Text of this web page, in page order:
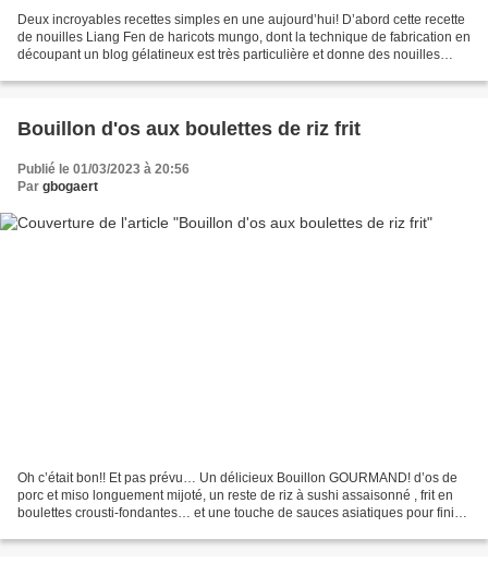
Deux incroyables recettes simples en une aujourd’hui! D’abord cette recette
de nouilles Liang Fen de haricots mungo, dont la technique de fabrication en
découpant un blog gélatineux est très particulière et donne des nouilles
Bouillon d'os aux boulettes de riz frit
Publié le 01/03/2023 à 20:56
Par gbogaert
Oh c’était bon!! Et pas prévu… Un délicieux Bouillon GOURMAND! d’os de
porc et miso longuement mijoté, un reste de riz à sushi assaisonné , frit en
boulettes crousti-fondantes… et une touche de sauces asiatiques pour finir